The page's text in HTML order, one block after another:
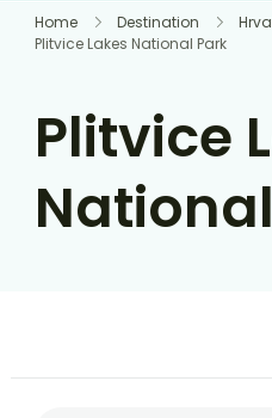
Home Destination
Plitvice Lakes National Park
Plitvice